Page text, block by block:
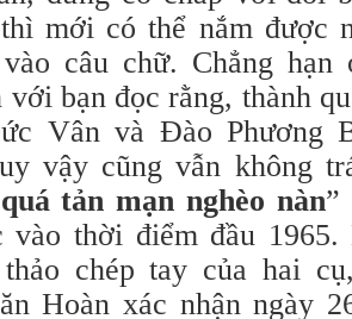
mới có thể nắm được
câu chữ. Chẳng
bạn đọc rằng, thành
Vân và Đào Phương
vậy cũng vẫn không
quá tản mạn nghèo nàn”
vào thời điểm đầu
chép tay của hai
Hoàn xác nhận ngày